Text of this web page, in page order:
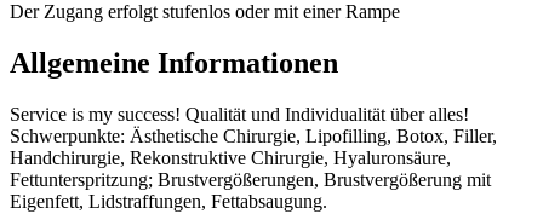
Der Zugang erfolgt stufenlos oder mit einer Rampe
Allgemeine Informationen
Service is my success! Qualität und Individualität über alles!
Schwerpunkte: Ästhetische Chirurgie, Lipofilling, Botox, Filler,
Handchirurgie, Rekonstruktive Chirurgie, Hyaluronsäure,
Fettunterspritzung; Brustvergößerungen, Brustvergößerung mit
Eigenfett, Lidstraffungen, Fettabsaugung.